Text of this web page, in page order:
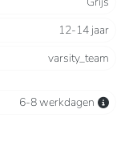
mouwen. Sluit aan
en
12-14 jaar
varsity_team
6-8 werkdagen